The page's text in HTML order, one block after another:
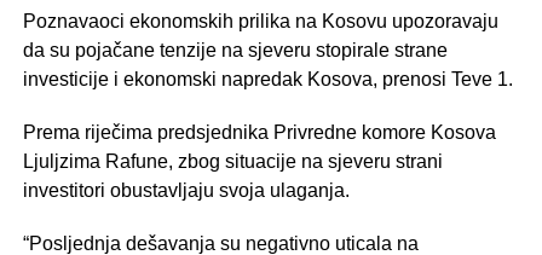
Poznavaoci ekonomskih prilika na Kosovu upozoravaju
da su pojačane tenzije na sjeveru stopirale strane
investicije i ekonomski napredak Kosova, prenosi Teve 1.
Prema riječima predsjednika Privredne komore Kosova
Ljuljzima Rafune, zbog situacije na sjeveru strani
investitori obustavljaju svoja ulaganja.
“Posljednja dešavanja su negativno uticala na